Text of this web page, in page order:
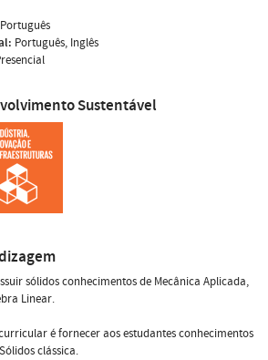
Português
Português, Inglês
Sustentável
sólidos conhecimentos de Mecânica Aplicada,
Linear.
é fornecer aos estudantes conhecimentos
clássica.